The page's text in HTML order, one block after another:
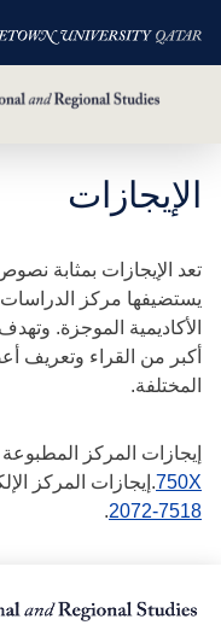
تخطي
إلى
الرئيسي
الإيجازات
تعد الإيجازات بمثابة
يستضيفها مركز الدراسات
الأكاديمية الموجزة.
أكبر من القراء وتعريف
المختلفة.
إيجازات المركز
750X.إيجازات المركز
2072-7518
.